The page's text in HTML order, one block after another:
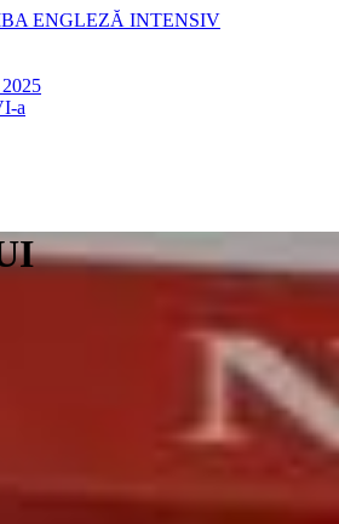
ENGLEZĂ INTENSIV
a